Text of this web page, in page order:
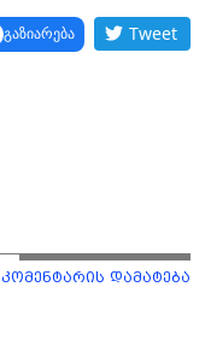
გაზიარება Tweet
კომენტარის დამატება